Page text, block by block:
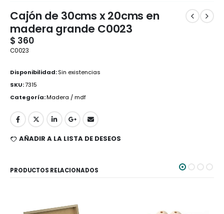
Cajón de 30cms x 20cms en
madera grande C0023
$ 360
C0023
Disponibilidad:Sin existencias
SKU:7315
Categoría:Madera / mdf
AÑADIR A LA LISTA DE DESEOS
PRODUCTOS RELACIONADOS